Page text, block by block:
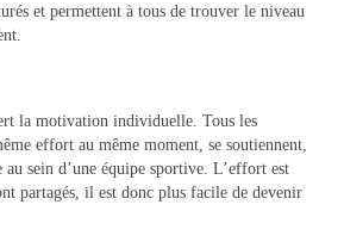
/ FAQ
à la demande
et permettent à tous de trouver le niveau
la motivation individuelle. Tous les
effort au même moment, se soutiennent,
au sein d’une équipe sportive. L’effort est
partagés, il est donc plus facile de devenir